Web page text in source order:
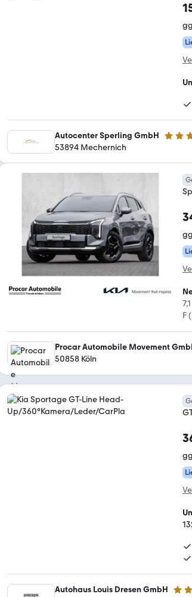
Autocenter Sperling GmbH 4.6
53894 Mechernich
F
Procar Automobile Movement
50858 Köln
Autohaus Louis Dresen GmbH 4.6